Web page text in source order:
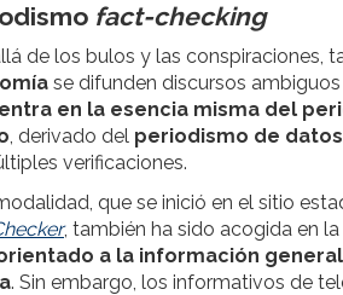
fact-checking
de los bulos y las conspiraciones,
se difunden discursos
en la esencia misma del
, derivado del periodismo de datos
verificaciones.
que se inició en el sitio
, también ha sido acogida en la
a la información
. Sin embargo, los informativos de